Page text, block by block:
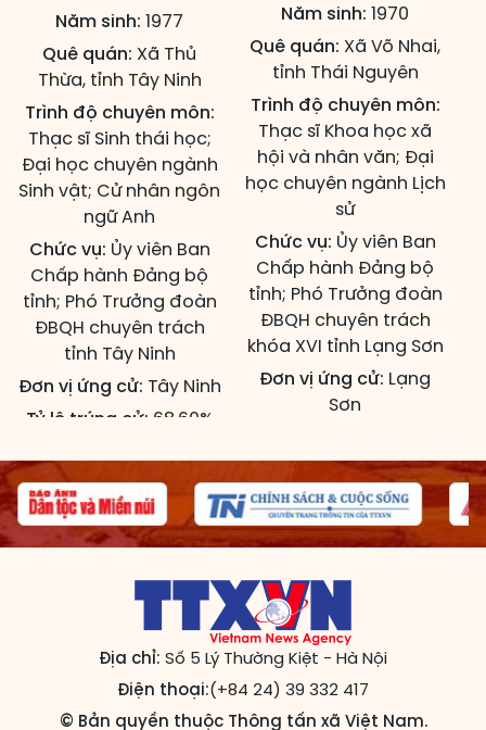
Năm sinh: 1977
Quê quán: Xã Thủ
Thừa, tỉnh Tây Ninh
Trình độ chuyên môn:
Thạc sĩ Sinh thái học;
Đại học chuyên ngành
Sinh vật; Cử nhân ngôn
ngữ Anh
Chức vụ: Ủy viên Ban
Chấp hành Đảng bộ
tỉnh; Phó Trưởng đoàn
ĐBQH chuyên trách
tỉnh Tây Ninh
Đơn vị ứng cử: Tây Ninh
Tỷ lệ trúng cử: 68,60%
Năm sinh: 1970
Quê quán: Xã Võ Nhai,
tỉnh Thái Nguyên
Trình độ chuyên môn:
Thạc sĩ Khoa học xã
hội và nhân văn; Đại
học chuyên ngành Lịch
sử
Chức vụ: Ủy viên Ban
Chấp hành Đảng bộ
tỉnh; Phó Trưởng đoàn
ĐBQH chuyên trách
khóa XVI tỉnh Lạng Sơn
Đơn vị ứng cử: Lạng
Sơn
PHẠM THẾ ANH
Năm sinh:1982
Quê quán:Xã Hoằng
Lộc, tỉnh Thanh Hóa
NGUYỄN DOÃN ANH
Đạt 98,91% số phiếu
Năm sinh:1967
Quê quán:Xã An
Địa chỉ: Số 5 Lý Thường Kiệt - Hà Nội
Điện thoại:(+84 24) 39 332 417
© Bản quyền thuộc Thông tấn xã Việt Nam.